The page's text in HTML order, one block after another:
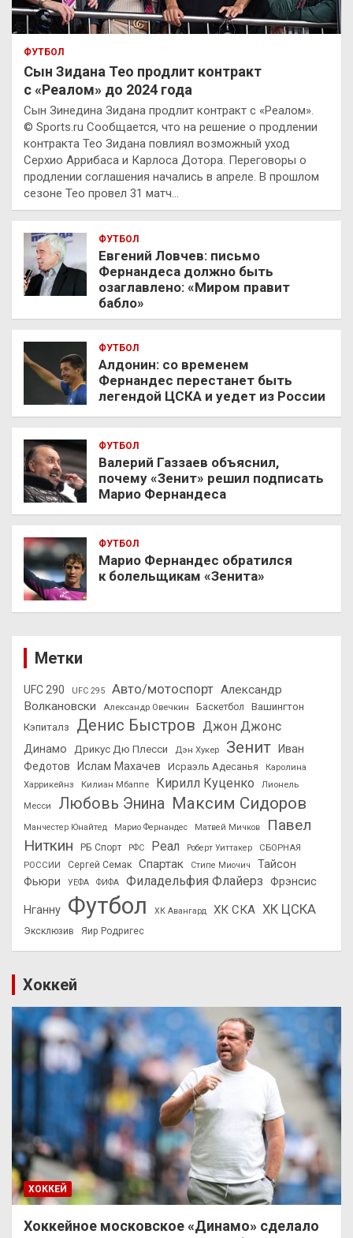
ФУТБОЛ
Сын Зидана Тео продлит контракт
с «Реалом» до 2024 года
Сын Зинедина Зидана продлит контракт с «Реалом».
© Sports.ru Сообщается, что на решение о продлении
контракта Тео Зидана повлиял возможный уход
Серхио Аррибаса и Карлоса Дотора. Переговоры о
продлении соглашения начались в апреле. В прошлом
сезоне Тео провел 31 матч…
ФУТБОЛ
Евгений Ловчев: письмо
Фернандеса должно быть
озаглавлено: «Миром правит
бабло»
ФУТБОЛ
Алдонин: со временем
Фернандес перестанет быть
легендой ЦСКА и уедет из России
ФУТБОЛ
Валерий Газзаев объяснил,
почему «Зенит» решил подписать
Марио Фернандеса
ФУТБОЛ
Марио Фернандес обратился
к болельщикам «Зенита»
Метки
UFC 290 UFC 295 Авто/мотоспорт Александр
Волкановски
Александр Овечкин Баскетбол
Вашингтон
Кэпиталз
Денис Быстров Джон Джонс
Динамо Дрикус Дю Плесси Дэн Хукер Зенит
Иван
Федотов
Ислам Махачев Исраэль Адесанья
Каролина
Харрикейнз
Килиан Мбаппе Кирилл Куценко
Лионель
Месси
Любовь Энина Максим Сидоров
Манчестер Юнайтед Марио Фернандес Матвей Мичков
Павел
Ниткин
РБ Спорт РФС Реал Роберт Уиттакер
СБОРНАЯ
РОССИИ
Сергей Семак Спартак Стипе Миочич
Тайсон
Фьюри
УЕФА ФИФА Филадельфия Флайерз Фрэнсис
Нганну Футбол ХК Авангард ХК СКА ХК ЦСКА
Эксклюзив Яир Родригес
Хоккей
ХОККЕЙ
Хоккейное московское «Динамо» сделало